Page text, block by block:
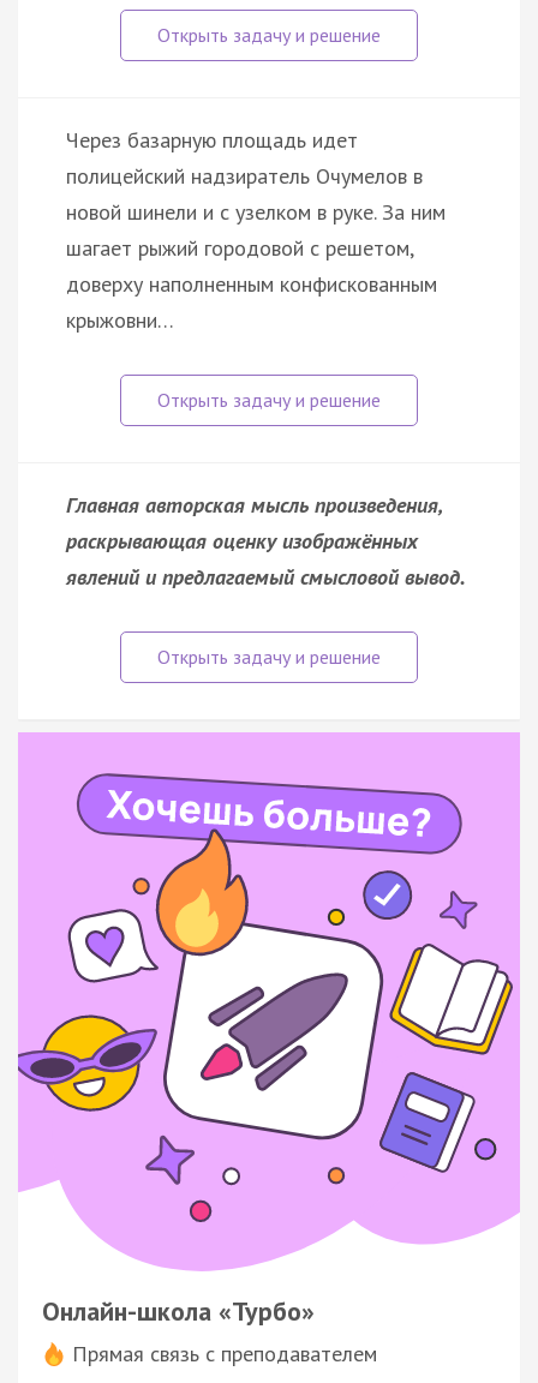
Через базарную площадь идет
полицейский надзиратель Очумелов в
новой шинели и с узелком в руке. За ним
шагает рыжий городовой с решетом,
доверху наполненным конфискованным
крыжовни…
Главная авторская мысль произведения,
раскрывающая оценку изображённых
явлений и предлагаемый смысловой вывод.
Онлайн-школа «Турбо»
Прямая связь с преподавателем